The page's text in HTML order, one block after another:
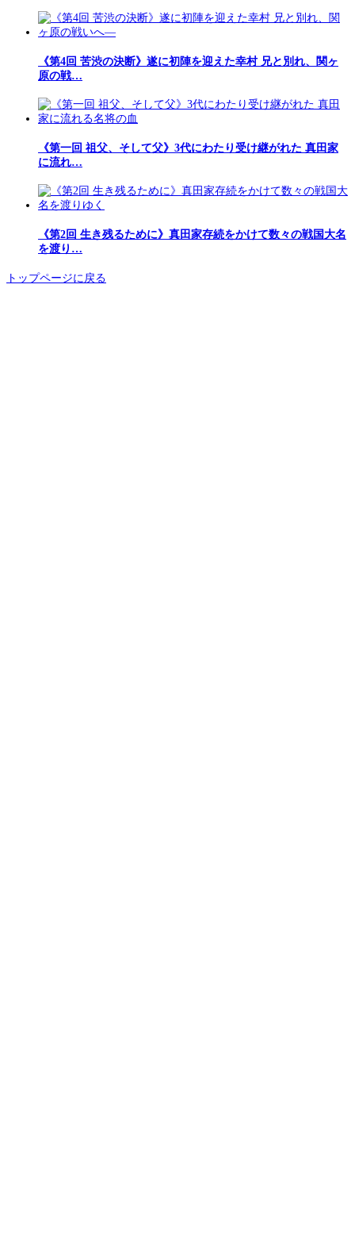
《第4回 苦渋の決断》遂に初陣を迎えた幸村 兄と別れ、関ヶ
原の戦…
《第一回 祖父、そして父》3代にわたり受け継がれた 真田家
に流れ…
《第2回 生き残るために》真田家存続をかけて数々の戦国大名
を渡り…
トップページに戻る